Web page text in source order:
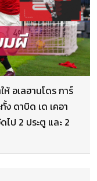
อเลฮานโดร การ์
ง ดาบิด เด เคอา
ไป 2 ประตู และ 2